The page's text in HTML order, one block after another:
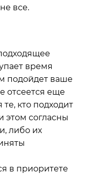
все.
время
подойдет ваше
отсеется еще
те, кто подходит
этом согласны
либо их
в приоритете